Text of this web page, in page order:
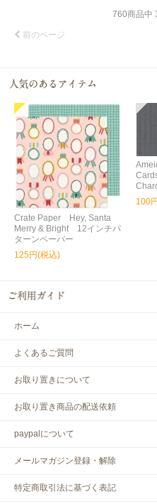
760商品中
前のページ
Crate Paper Hey, Santa
Merry & Bright 12インチパ
ターンペーパー
125円(税込)
100
ホーム
よくあるご質問
お取り置きについて
お取り置き商品の配送依頼
paypalについて
メールマガジン登録・解除
特定商取引法に基づく表記